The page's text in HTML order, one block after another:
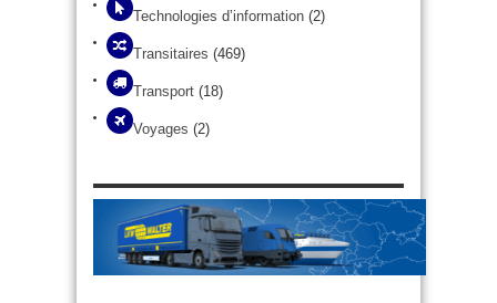
Technologies d’information (2)
Transitaires (469)
Transport (18)
Voyages (2)